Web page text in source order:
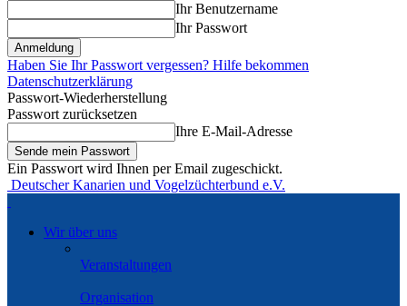
Ihr Benutzername
Ihr Passwort
Haben Sie Ihr Passwort vergessen? Hilfe bekommen
Datenschutzerklärung
Passwort-Wiederherstellung
Passwort zurücksetzen
Ihre E-Mail-Adresse
Ein Passwort wird Ihnen per Email zugeschickt.
Deutscher Kanarien und Vogelzüchterbund e.V.
Wir über uns
Veranstaltungen
Organisation